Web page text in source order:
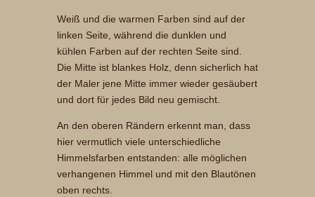
Weiß und die warmen Farben sind auf der
linken Seite, während die dunklen und
kühlen Farben auf der rechten Seite sind.
Die Mitte ist blankes Holz, denn sicherlich hat
der Maler jene Mitte immer wieder gesäubert
und dort für jedes Bild neu gemischt.
An den oberen Rändern erkennt man, dass
hier vermutlich viele unterschiedliche
Himmelsfarben entstanden: alle möglichen
verhangenen Himmel und mit den Blautönen
oben rechts.